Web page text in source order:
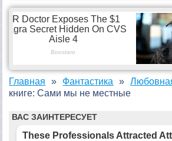
Главная Фантастика
книге: Сами мы не местные